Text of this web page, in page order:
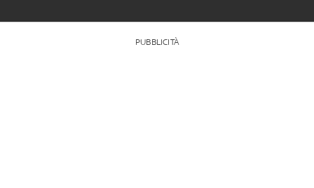
PUBBLICITÀ